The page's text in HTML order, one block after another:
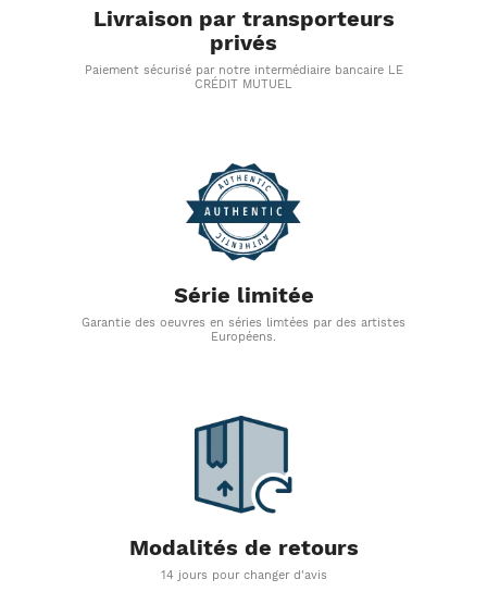
Livraison par transporteurs
privés
Paiement sécurisé par notre intermédiaire bancaire LE
CRÉDIT MUTUEL
Série limitée
Garantie des oeuvres en séries limtées par des artistes
Européens.
Modalités de retours
14 jours pour changer d'avis